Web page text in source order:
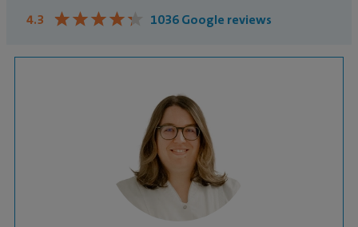
4.3 ★★★★★
★★★★★ 1036 Google reviews